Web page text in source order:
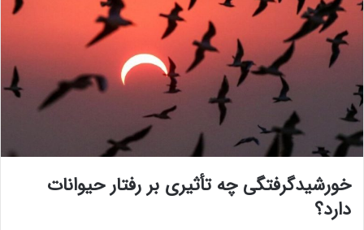
خورشیدگرفتگی چه تأثیری بر رفتار حیوانات
دارد؟